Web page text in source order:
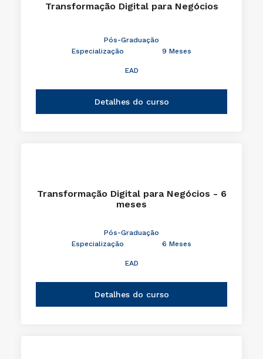
Transformação Digital para Negócios
Pós-Graduação
Especialização
9 Meses
EAD
Detalhes do curso
Transformação Digital para Negócios - 6
meses
Pós-Graduação
Especialização
6 Meses
EAD
Detalhes do curso